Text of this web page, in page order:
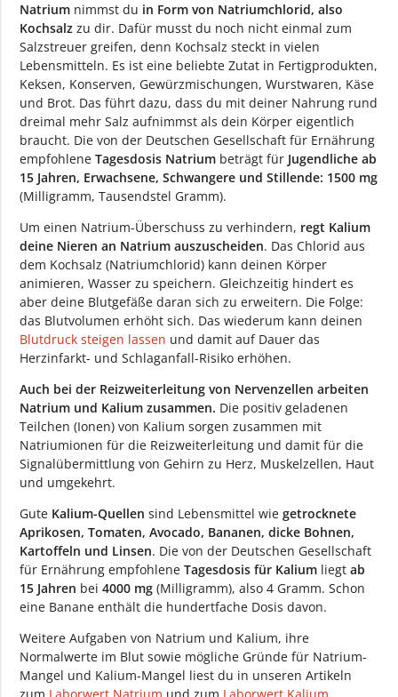
Natrium nimmst du in Form von Natriumchlorid, also
Kochsalz zu dir. Dafür musst du noch nicht einmal zum
Salzstreuer greifen, denn Kochsalz steckt in vielen
Lebensmitteln. Es ist eine beliebte Zutat in Fertigprodukten,
Keksen, Konserven, Gewürzmischungen, Wurstwaren, Käse
und Brot. Das führt dazu, dass du mit deiner Nahrung rund
dreimal mehr Salz aufnimmst als dein Körper eigentlich
braucht. Die von der Deutschen Gesellschaft für Ernährung
empfohleneTagesdosis Natrium beträgt für Jugendliche ab
15 Jahren, Erwachsene, Schwangere und Stillende: 1500 mg
(Milligramm, Tausendstel Gramm).
Um einen Natrium-Überschuss zu verhindern, regt Kalium
deine Nieren an Natrium auszuscheiden. Das Chlorid aus
dem Kochsalz (Natriumchlorid) kann deinen Körper
animieren, Wasser zu speichern. Gleichzeitig hindert es
aber deine Blutgefäße daran sich zu erweitern. Die Folge:
das Blutvolumen erhöht sich. Das wiederum kann deinen
Blutdruck steigen lassen und damit auf Dauer das
Herzinfarkt- und Schlaganfall-Risiko erhöhen.
Auch bei der Reizweiterleitung von Nervenzellen arbeiten
Natrium und Kalium zusammen. Die positiv geladenen
Teilchen (Ionen) von Kalium sorgen zusammen mit
Natriumionen für die Reizweiterleitung und damit für die
Signalübermittlung von Gehirn zu Herz, Muskelzellen, Haut
und umgekehrt.
Gute Kalium-Quellen sind Lebensmittel wiegetrocknete
Aprikosen, Tomaten, Avocado, Bananen, dicke Bohnen,
Kartoffeln und Linsen. Die von der Deutschen Gesellschaft
für Ernährung empfohleneTagesdosis für Kalium liegtab
15 Jahren bei4000 mg (Milligramm), also 4 Gramm. Schon
eine Banane enthält die hundertfache Dosis davon.
Weitere Aufgaben von Natrium und Kalium, ihre
Normalwerte im Blut sowie mögliche Gründe für Natrium-
Mangel und Kalium-Mangel liest du in unseren Artikeln